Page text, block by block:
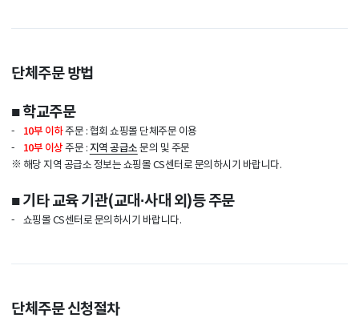
단체주문 방법
■ 학교주문
- 10부 이하주문 : 협회 쇼핑몰 단체주문 이용
-
10부 이상 주문 : 지역 공급소 문의 및 주문
※ 해당 지역 공급소 정보는 쇼핑몰 CS센터로 문의하시기 바랍니다.
■ 기타 교육 기관(교대·사대 외)등 주문
- 쇼핑몰 CS센터로 문의하시기 바랍니다.
단체주문 신청절차